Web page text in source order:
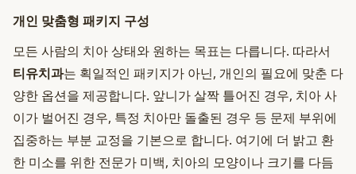
개인 맞춤형 패키지 구성
모든 사람의 치아 상태와 원하는 목표는 다릅니다. 따라서
티유치과는 획일적인 패키지가 아닌, 개인의 필요에 맞춘 다
양한 옵션을 제공합니다. 앞니가 살짝 틀어진 경우, 치아 사
이가 벌어진 경우, 특정 치아만 돌출된 경우 등 문제 부위에
집중하는 부분 교정을 기본으로 합니다. 여기에 더 밝고 환
한 미소를 위한 전문가 미백, 치아의 모양이나 크기를 다듬